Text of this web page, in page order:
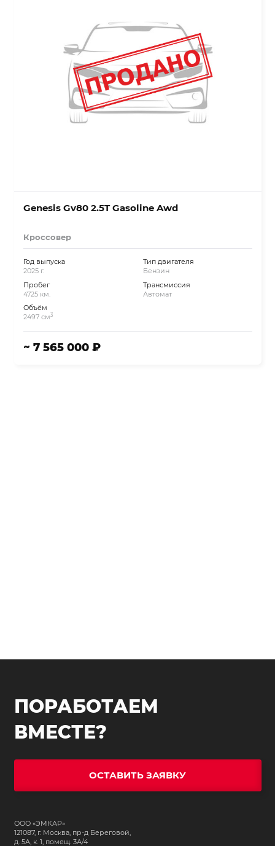
Genesis Gv80 2.5T Gasoline Awd
Кроссовер
Год выпуска
2025 г.
Пробег
4725 км.
Объём
2497 см3
Тип двигателя
Бензин
Трансмиссия
Автомат
~ 7 565 000 ₽
ПОРАБОТАЕМ
ВМЕСТЕ?
ОСТАВИТЬ ЗАЯВКУ
ООО «ЭМКАР»
121087, г. Москва, пр-д Береговой,
д. 5А, к. 1, помещ. 3А/4